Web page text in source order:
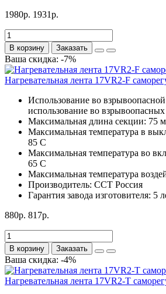
1980р. 1931р.
В корзину Заказать
Ваша скидка: -7%
Нагревательная лента 17VR2-F
Использование во взрывоопасной
использование во взрывоопасных
Максимальная длина секции: 75 м
Максимальная температура в
85 С
Максимальная температура во
65 С
Максимальная температура
Производитель: ССТ Россия
Гарантия завода изготовителя: 5
880р. 817р.
В корзину Заказать
Ваша скидка: -4%
Нагревательная лента 17VR2-T